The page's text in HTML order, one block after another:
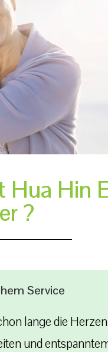
Hin
?
Service
lange die
und